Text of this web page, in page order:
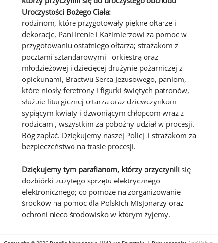
Uroczystości Bożego Ciała:
rodzinom, które przygotowały piękne ołtarze i
dekoracje, Pani Irenie i Kazimierzowi za pomoc w
przygotowaniu ostatniego ołtarza; strażakom z
pocztami sztandarowymi i orkiestrą oraz
młodzieżowej i dziecięcej drużynie pożarniczej z
opiekunami, Bractwu Serca Jezusowego, paniom,
które niosły feretrony i figurki świętych patronów,
służbie liturgicznej ołtarza oraz dziewczynkom
sypiącym kwiaty i dzwoniącym chłopcom wraz z
rodzicami, wszystkim za pobożny udział w procesji.
Bóg zapłać. Dziękujemy naszej Policji i strażakom za
bezpieczeństwo na trasie procesji.
Dziękujemy tym parafianom, którzy przyczynilisię
dozbiórki zużytego sprzętu elektrycznego i
elektronicznego; co pomoże na zorganizowanie
środków na pomoc dla Polskich Misjonarzy oraz
ochroni nieco środowisko w którym żyjemy.